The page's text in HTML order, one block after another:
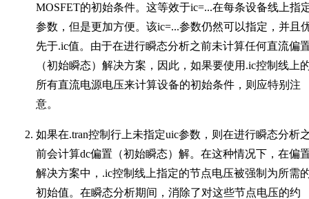
MOSFET的初始条件。这等效于ic=...在每条设备线上指
参数，但是更加方便。该ic=...参数仍然可以指定，并且
先于.ic值。由于在进行瞬态分析之前未计算任何直流偏
（初始瞬态）解决方案，因此，如果要使用.ic控制线上
所有直流电源电压来计算设备的初始条件，则应特别注
意。
如果在.tran控制行上未指定uic参数，则在进行瞬态分析
前会计算dc偏置（初始瞬态）解。在这种情况下，在偏
解决方案中，.ic控制线上指定的节点电压被强制为所需
初始值。在瞬态分析期间，消除了对这些节点电压的约